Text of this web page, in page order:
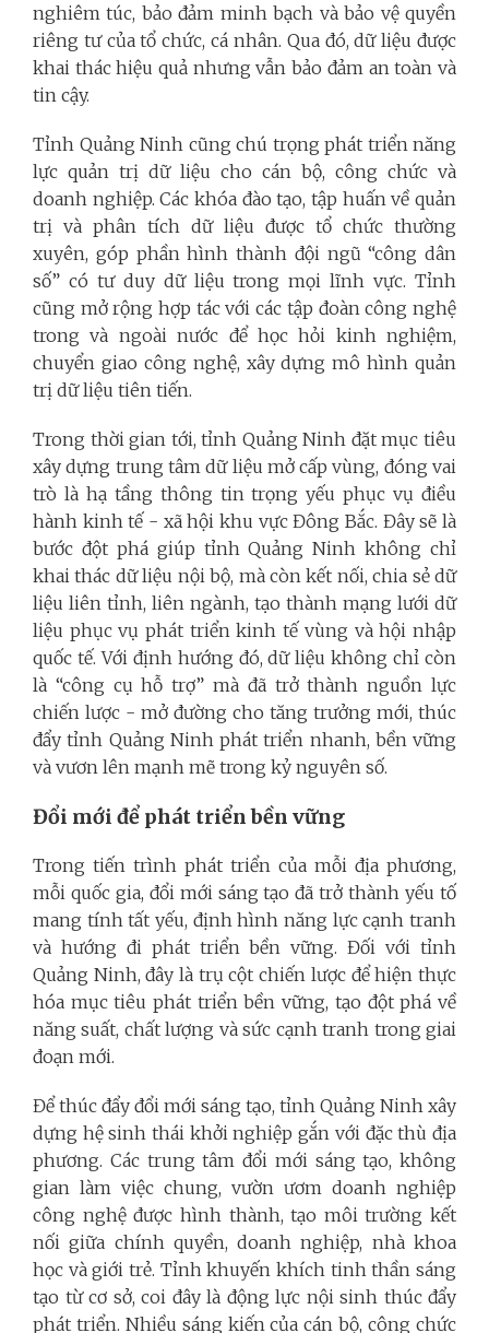
nghiêm túc, bảo đảm minh bạch và bảo vệ quyền
riêng tư của tổ chức, cá nhân. Qua đó, dữ liệu được
khai thác hiệu quả nhưng vẫn bảo đảm an toàn và
tin cậy.
Tỉnh Quảng Ninh cũng chú trọng phát triển năng
lực quản trị dữ liệu cho cán bộ, công chức và
doanh nghiệp. Các khóa đào tạo, tập huấn về quản
trị và phân tích dữ liệu được tổ chức thường
xuyên, góp phần hình thành đội ngũ “công dân
số” có tư duy dữ liệu trong mọi lĩnh vực. Tỉnh
cũng mở rộng hợp tác với các tập đoàn công nghệ
trong và ngoài nước để học hỏi kinh nghiệm,
chuyển giao công nghệ, xây dựng mô hình quản
trị dữ liệu tiên tiến.
Trong thời gian tới, tỉnh Quảng Ninh đặt mục tiêu
xây dựng trung tâm dữ liệu mở cấp vùng, đóng vai
trò là hạ tầng thông tin trọng yếu phục vụ điều
hành kinh tế - xã hội khu vực Đông Bắc. Đây sẽ là
bước đột phá giúp tỉnh Quảng Ninh không chỉ
khai thác dữ liệu nội bộ, mà còn kết nối, chia sẻ dữ
liệu liên tỉnh, liên ngành, tạo thành mạng lưới dữ
liệu phục vụ phát triển kinh tế vùng và hội nhập
quốc tế. Với định hướng đó, dữ liệu không chỉ còn
là “công cụ hỗ trợ” mà đã trở thành nguồn lực
chiến lược - mở đường cho tăng trưởng mới, thúc
đẩy tỉnh Quảng Ninh phát triển nhanh, bền vững
và vươn lên mạnh mẽ trong kỷ nguyên số.
Đổi mới để phát triển bền vững
Trong tiến trình phát triển của mỗi địa phương,
mỗi quốc gia, đổi mới sáng tạo đã trở thành yếu tố
mang tính tất yếu, định hình năng lực cạnh tranh
và hướng đi phát triển bền vững. Đối với tỉnh
Quảng Ninh, đây là trụ cột chiến lược để hiện thực
hóa mục tiêu phát triển bền vững, tạo đột phá về
năng suất, chất lượng và sức cạnh tranh trong giai
đoạn mới.
Để thúc đẩy đổi mới sáng tạo, tỉnh Quảng Ninh xây
dựng hệ sinh thái khởi nghiệp gắn với đặc thù địa
phương. Các trung tâm đổi mới sáng tạo, không
gian làm việc chung, vườn ươm doanh nghiệp
công nghệ được hình thành, tạo môi trường kết
nối giữa chính quyền, doanh nghiệp, nhà khoa
học và giới trẻ. Tỉnh khuyến khích tinh thần sáng
tạo từ cơ sở, coi đây là động lực nội sinh thúc đẩy
phát triển. Nhiều sáng kiến của cán bộ, công chức